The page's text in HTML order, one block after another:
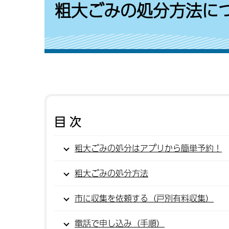
粗大ごみの処分方法に
目次
粗大ごみの処分はアプリから簡単予約！
粗大ごみの処分方法
市に収集を依頼する（戸別有料収集）
電話で申し込み（手順）